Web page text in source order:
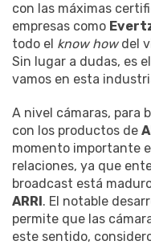
con las máximas
empresas como
todo el know howdel
Sin lugar a dudas, es
vamos en esta
A nivel cámaras, para
con los productos de
momento importante
relaciones, ya que
broadcast está
ARRI. El notable
permite que las
este sentido,